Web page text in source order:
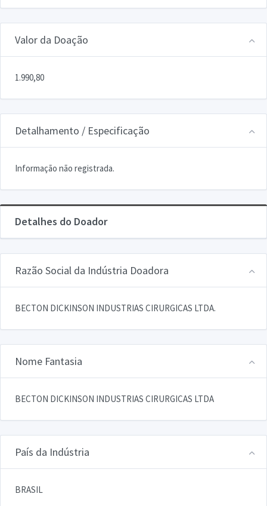
Valor da Doação
1.990,80
Detalhamento / Especificação
Informação não registrada.
Detalhes do Doador
Razão Social da Indústria Doadora
BECTON DICKINSON INDUSTRIAS CIRURGICAS LTDA.
Nome Fantasia
BECTON DICKINSON INDUSTRIAS CIRURGICAS LTDA
País da Indústria
BRASIL